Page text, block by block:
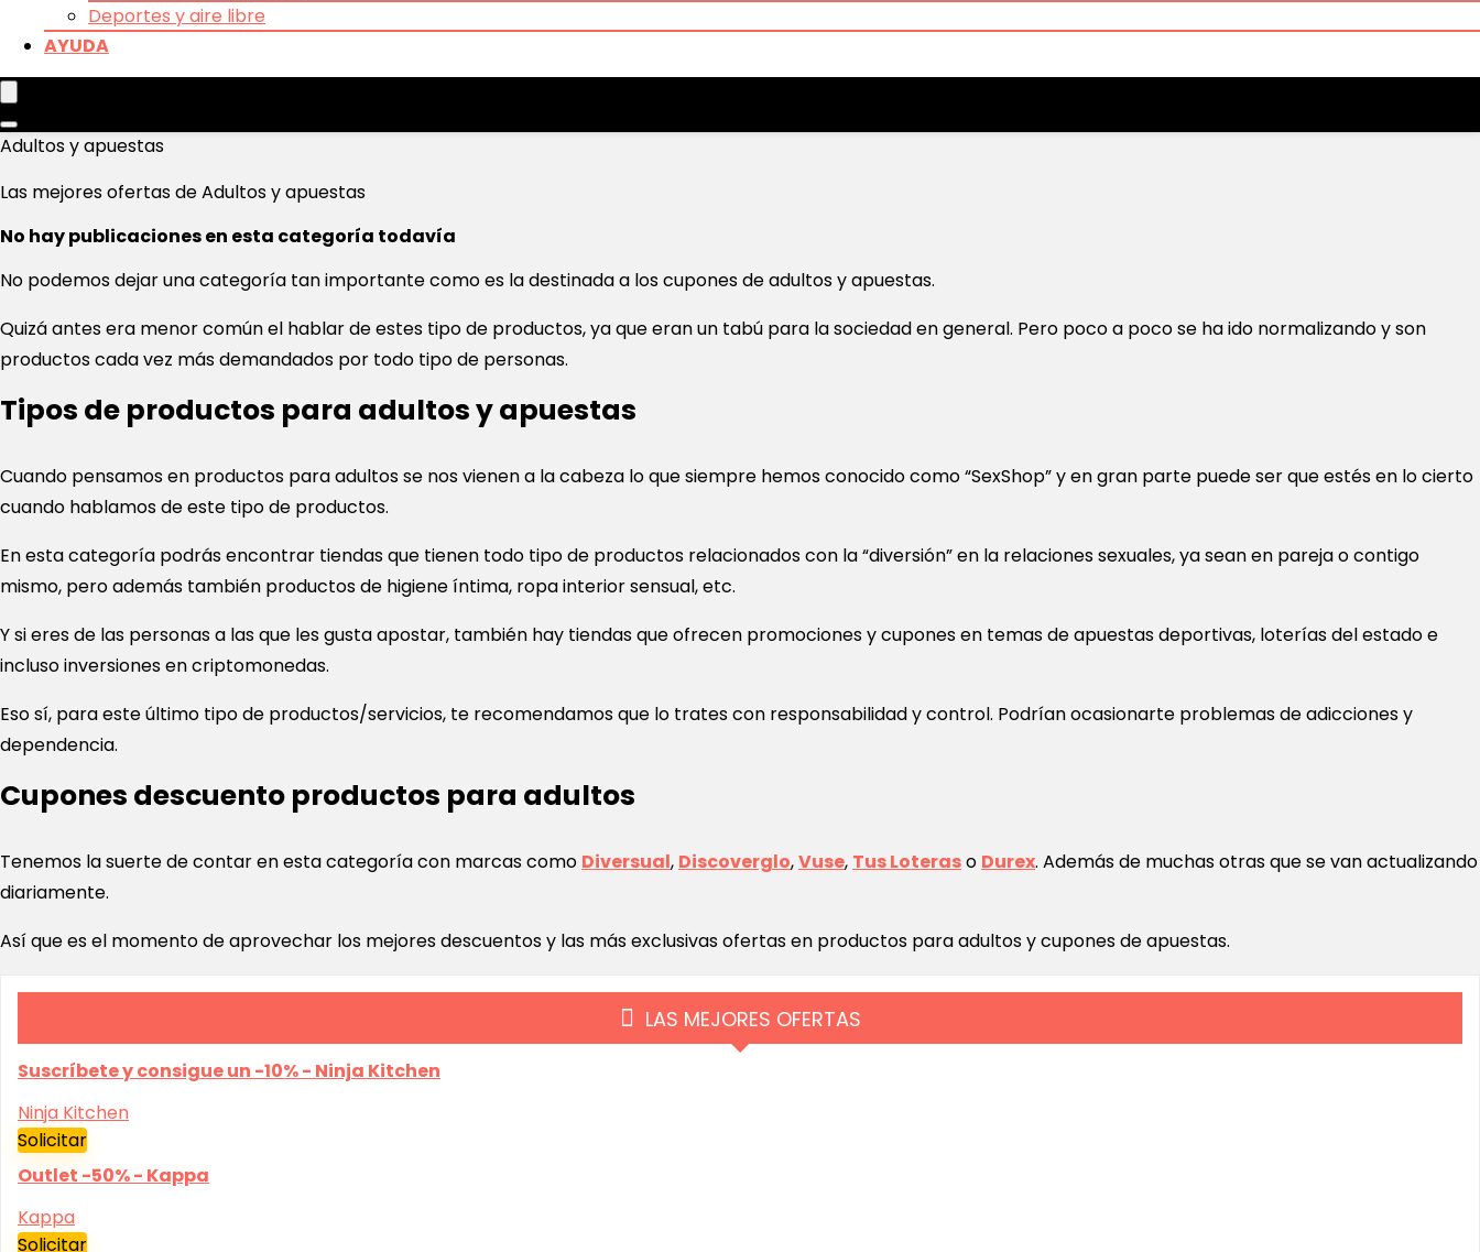
Deportes y aire libre
AYUDA
Adultos y apuestas
Las mejores ofertas de Adultos y apuestas
No hay publicaciones en esta categoría todavía
No podemos dejar una categoría tan importante como es la destinada a los cupones de adultos y apuestas.
Quizá antes era menor común el hablar de estes tipo de productos, ya que eran un tabú para la sociedad en general. Pero poco a poco se ha ido normalizando y son
productos cada vez más demandados por todo tipo de personas.
Tipos de productos para adultos y apuestas
Cuando pensamos en productos para adultos se nos vienen a la cabeza lo que siempre hemos conocido como “SexShop” y en gran parte puede ser que estés en lo cierto
cuando hablamos de este tipo de productos.
En esta categoría podrás encontrar tiendas que tienen todo tipo de productos relacionados con la “diversión” en la relaciones sexuales, ya sean en pareja o contigo
mismo, pero además también productos de higiene íntima, ropa interior sensual, etc.
Y si eres de las personas a las que les gusta apostar, también hay tiendas que ofrecen promociones y cupones en temas de apuestas deportivas, loterías del estado e
incluso inversiones en criptomonedas.
Eso sí, para este último tipo de productos/servicios, te recomendamos que lo trates con responsabilidad y control. Podrían ocasionarte problemas de adicciones y
dependencia.
Cupones descuento productos para adultos
Tenemos la suerte de contar en esta categoría con marcas como Diversual, Discoverglo,Vuse, Tus Loteraso Durex. Además de muchas otras que se van actualizando
diariamente.
Así que es el momento de aprovechar los mejores descuentos y las más exclusivas ofertas en productos para adultos y cupones de apuestas.
LAS MEJORES OFERTAS
Suscríbete y consigue un -10% - Ninja Kitchen
Ninja Kitchen
Solicitar
Outlet -50% - Kappa
Kappa
Solicitar